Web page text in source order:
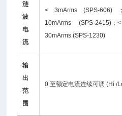
涟
波
电
流
< 3mArms (SPS-606)
10mArms (SPS-2415)
30mArms (SPS-1230)
输
出
范
围
0 至额定电流连续可调 (Hi /